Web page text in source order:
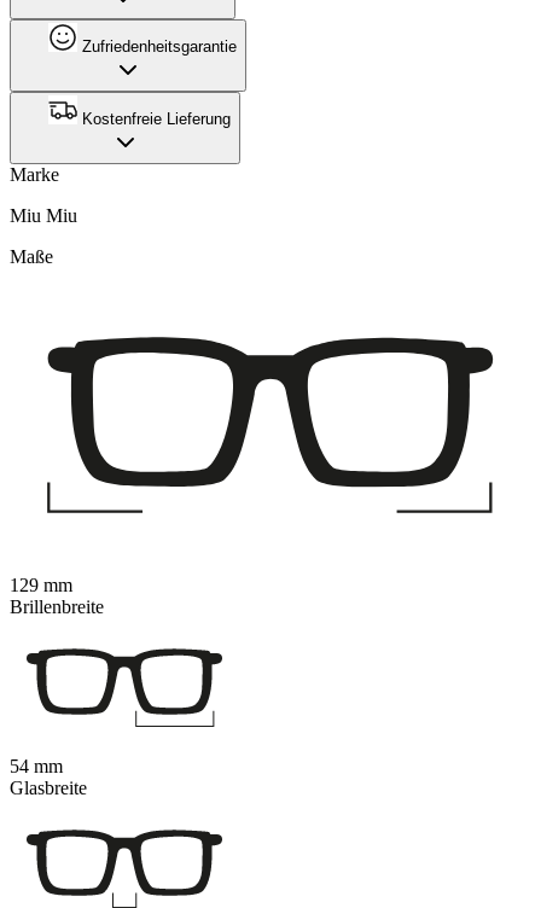
Zufriedenheitsgarantie
Kostenfreie Lieferung
Marke
Miu Miu
Maße
129 mm
Brillenbreite
54 mm
Glasbreite